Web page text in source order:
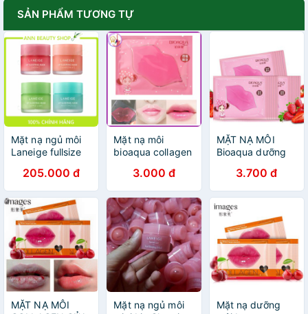
SẢN PHẨM TƯƠNG TỰ
Mặt nạ ngủ môi
Laneige fullsize
205.000 đ
Mặt nạ môi
bioaqua collagen
membrane mask
3.000 đ
MẶT NẠ MÔI
Bioaqua dưỡng
thâm3.700 đ
MẶT NẠ MÔI
Mặt nạ ngủ môi
Mặt nạ dưỡng